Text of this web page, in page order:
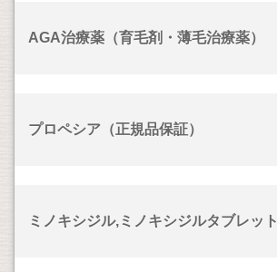
AGA治療薬（育毛剤・薄毛治療薬）
プロペシア（正規品保証）
ミノキシジル,ミノキシジルタブレット